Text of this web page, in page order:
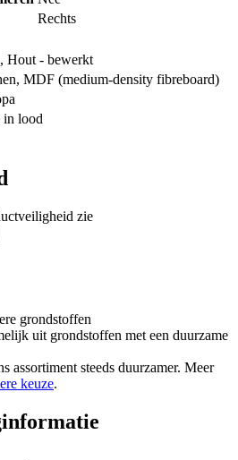
Rechts
, Hout - bewerkt
, MDF (medium-density fibreboard)
in lood
zie
grondstoffen
uit grondstoffen met een duurzame
assortiment steeds duurzamer. Meer
keuze.